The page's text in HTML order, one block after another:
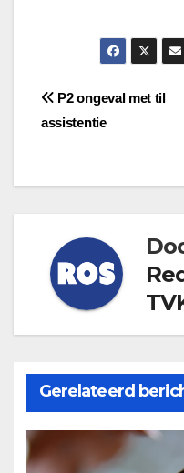
Bericht
P2 ongeval met til
assistentie
Gerelateerd